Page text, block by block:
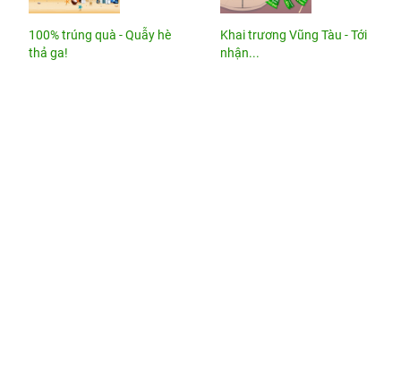
100% trúng quà - Quẫy hè
thả ga!
Khai trương Vũng Tàu - Tới
nhận...